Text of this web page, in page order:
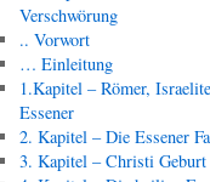
Verschwörung
.. Vorwort
… Einleitung
1.Kapitel – Römer,
Essener
2. Kapitel – Die Essener
3. Kapitel – Christi Geburt